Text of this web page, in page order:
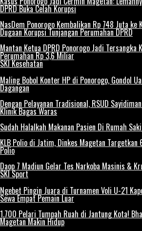
DPRD Buka Celah Korupsi
NasDem Ponorogo Kembalikan Rp 748 Juta ke
Dugaan Korupsi Tunjangan Perumahan DPRD
Mantan Ketua DPRD Ponorogo Jadi Tersangka
Perumahan Rp 3,6 Miliar
SKI Kesehatan
Maling Bobol Konter HP di Ponorogo, Gondol
Dagangan
Dengan Pelayanan Tradisional, RSUD
Klinik Bagas Waras
Sudah Halalkah Makanan Pasien Di Rumah
KLB Polio di Jatim, Dinkes Magetan Targetkan
Polio
Daop 7 Madiun Gelar Tes Narkoba Masinis &
SKI Sport
Ngebet Pingin Juara di Turnamen Voli U-21
Sewa Empat Pemain Luar
1.700 Pelari Tumpah Ruah di Jantung Kota!
Magetan Makin Hidup